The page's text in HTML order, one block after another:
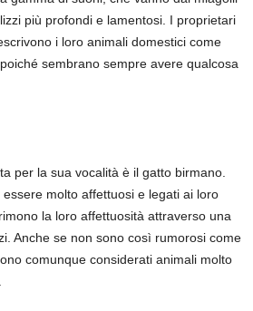
più profondi e lamentosi. I proprietari
i loro animali domestici come
sembrano sempre avere qualcosa
per la sua vocalità è il gatto birmano.
molto affettuosi e legati ai loro
la loro affettuosità attraverso una
Anche se non sono così rumorosi come
comunque considerati animali molto